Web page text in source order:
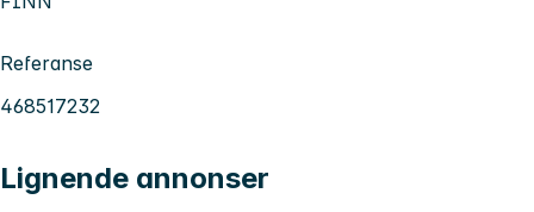
Referanse
468517232
Lignende annonser